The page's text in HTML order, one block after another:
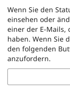
Wenn Sie den
einsehen oder
einer der E-Mails,
haben. Wenn Sie
den folgenden
anzufordern.